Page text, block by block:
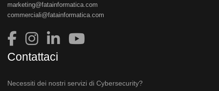
marketing@fatainformatica.com
commerciali@fatainformatica.com
Contattaci
Necessiti dei nostri servizi di Cybersecurity?